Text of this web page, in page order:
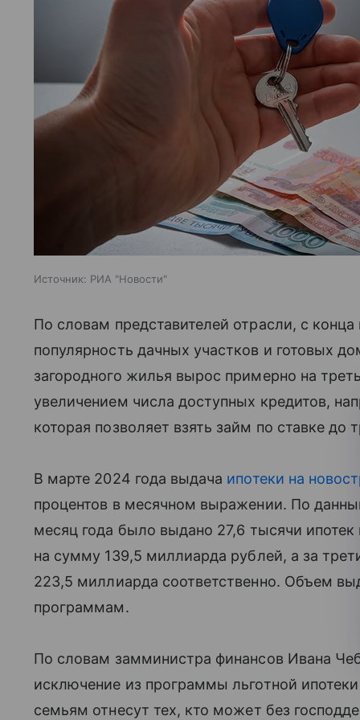
Источник: РИА "Новости"
По словам представителей отрасли, с
популярность дачных участков и готовых
загородного жилья вырос примерно на
увеличением числа доступных кредитов,
которая позволяет взять займ по ставке до
В марте 2024 года выдача ипотеки на
процентов в месячном выражении. По
месяц года было выдано 27,6 тысячи
на сумму 139,5 миллиарда рублей, а за
223,5 миллиарда соответственно. Объем
программам.
По словам замминистра финансов Ивана
исключение из программы льготной
семьям отнесут тех, кто может без